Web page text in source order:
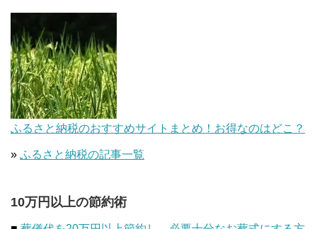
ふるさと納税のおすすめサイトまとめ！お得なのはどこ？
» ふるさと納税の記事一覧
10万円以上の節約術